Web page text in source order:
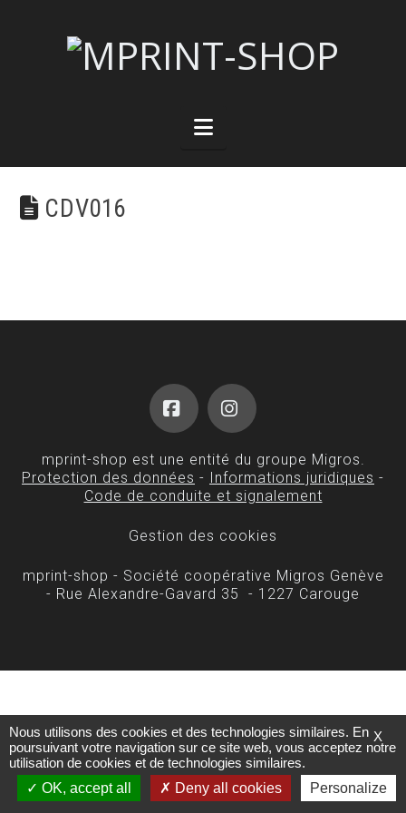
Navigation
CDV016
FacebookInstagram
mprint-shop est une entité du groupe Migros.
Protection des données - Informations juridiques -
Code de conduite et signalement
Gestion des cookies
mprint-shop - Société coopérative Migros Genève
- Rue Alexandre-Gavard 35 - 1227 Carouge
X
Nous utilisons des cookies et des technologies similaires. En
poursuivant votre navigation sur ce site web, vous acceptez notre
utilisation de cookies et de technologies similaires.
OK, accept all
Deny all cookies Personalize